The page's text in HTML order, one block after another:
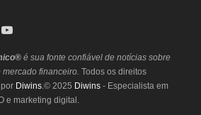
é sua fonte confiável de notícias sobre
financeiro. Todos os direitos
Diwins .© 2025 Diwins - Especialista em
e marketing digital.